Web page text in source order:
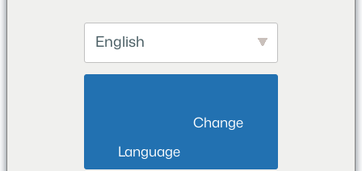
English
Language